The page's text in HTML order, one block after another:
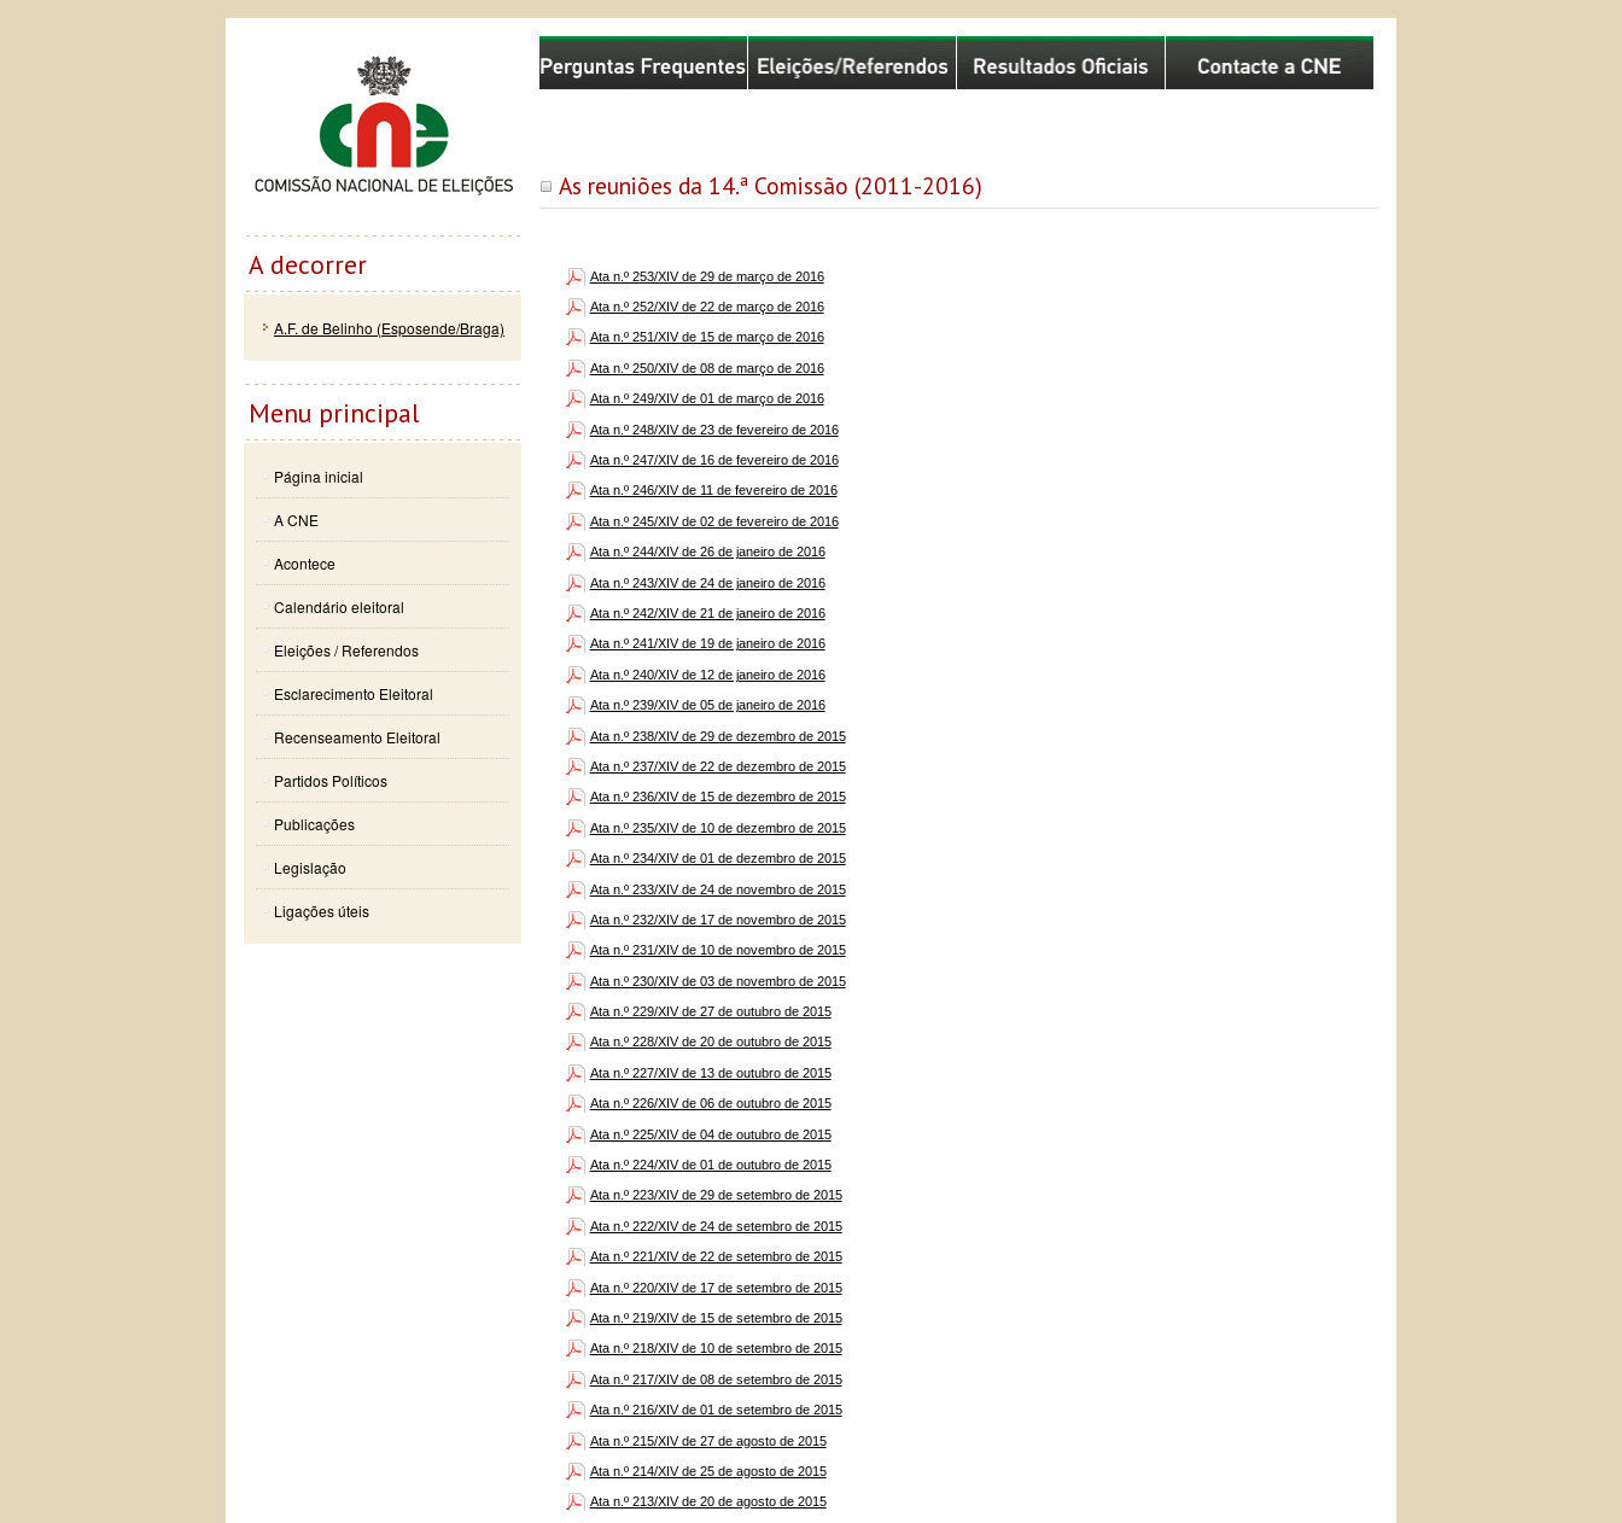
As reuniões da 14.ª Comissão (2011-2016)
Ata n.º 253/XIV de 29 de março de 2016
Ata n.º 252/XIV de 22 de março de 2016
Ata n.º 251/XIV de 15 de março de 2016
Ata n.º 250/XIV de 08 de março de 2016
Ata n.º 249/XIV de 01 de março de 2016
Ata n.º 248/XIV de 23 de fevereiro de 2016
Ata n.º 247/XIV de 16 de fevereiro de 2016
Ata n.º 246/XIV de 11 de fevereiro de 2016
Ata n.º 245/XIV de 02 de fevereiro de 2016
Ata n.º 244/XIV de 26 de janeiro de 2016
Ata n.º 243/XIV de 24 de janeiro de 2016
Ata n.º 242/XIV de 21 de janeiro de 2016
Ata n.º 241/XIV de 19 de janeiro de 2016
Ata n.º 240/XIV de 12 de janeiro de 2016
Ata n.º 239/XIV de 05 de janeiro de 2016
Ata n.º 238/XIV de 29 de dezembro de 2015
Ata n.º 237/XIV de 22 de dezembro de 2015
Ata n.º 236/XIV de 15 de dezembro de 2015
Ata n.º 235/XIV de 10 de dezembro de 2015
Ata n.º 234/XIV de 01 de dezembro de 2015
Ata n.º 233/XIV de 24 de novembro de 2015
Ata n.º 232/XIV de 17 de novembro de 2015
Ata n.º 231/XIV de 10 de novembro de 2015
Ata n.º 230/XIV de 03 de novembro de 2015
Ata n.º 229/XIV de 27 de outubro de 2015
Ata n.º 228/XIV de 20 de outubro de 2015
Ata n.º 227/XIV de 13 de outubro de 2015
Ata n.º 226/XIV de 06 de outubro de 2015
Ata n.º 225/XIV de 04 de outubro de 2015
Ata n.º 224/XIV de 01 de outubro de 2015
Ata n.º 223/XIV de 29 de setembro de 2015
Ata n.º 222/XIV de 24 de setembro de 2015
Ata n.º 221/XIV de 22 de setembro de 2015
Ata n.º 220/XIV de 17 de setembro de 2015
Ata n.º 219/XIV de 15 de setembro de 2015
Ata n.º 218/XIV de 10 de setembro de 2015
Ata n.º 217/XIV de 08 de setembro de 2015
Ata n.º 216/XIV de 01 de setembro de 2015
Ata n.º 215/XIV de 27 de agosto de 2015
Ata n.º 214/XIV de 25 de agosto de 2015
Ata n.º 213/XIV de 20 de agosto de 2015
Comissão Nacional de Eleições
A decorrer
A.F. de Belinho (Esposende/Braga)
Menu principal
Página inicial
A CNE
Acontece
Calendário eleitoral
Eleições / Referendos
Esclarecimento Eleitoral
Recenseamento Eleitoral
Partidos Políticos
Publicações
Legislação
Ligações úteis